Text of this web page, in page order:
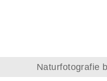
Naturfotografie